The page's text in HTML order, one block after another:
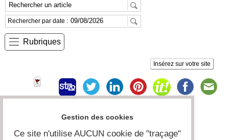
Accueil
RUBRIQUES
Agenda
Rechercher par date :
Rubriques
Insérez sur votre site
Page 0 / 0
Gestion des cookies
Ce site n'utilise AUCUN cookie de "traçage"